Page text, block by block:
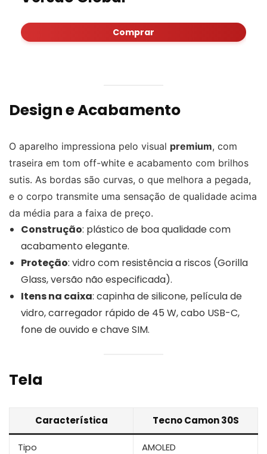
Comprar
Design e Acabamento
O aparelho impressiona pelo visual premium, com
traseira em tom off-white e acabamento com brilhos
sutis. As bordas são curvas, o que melhora a pegada,
e o corpo transmite uma sensação de qualidade acima
da média para a faixa de preço.
Construção: plástico de boa qualidade com
acabamento elegante.
Proteção: vidro com resistência a riscos (Gorilla
Glass, versão não especificada).
Itens na caixa: capinha de silicone, película de
vidro, carregador rápido de 45 W, cabo USB-C,
fone de ouvido e chave SIM.
Tela
Característica Tecno Camon 30S
Tipo AMOLED